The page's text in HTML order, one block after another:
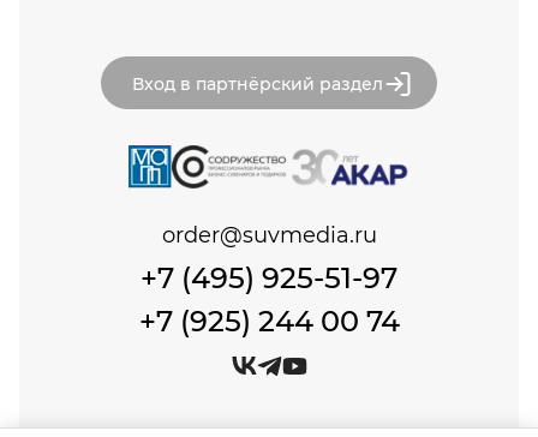
Вход в партнёрский раздел
+7 (495) 925-51-97
+7 (925) 244 00 74
order@suvmedia.ru